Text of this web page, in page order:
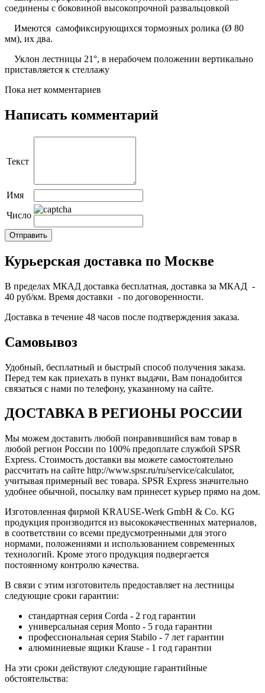
соединены с боковиной высокопрочной развальцовкой
Имеются самофиксирующихся тормозных ролика (Ø 80
мм), их два.
Уклон лестницы 21°, в нерабочем положении вертикально
приставляется к стеллажу
Пока нет комментариев
Написать комментарий
Текст
Имя
Число
Курьерская доставка по Москве
В пределах МКАД доставка бесплатная, доставка за МКАД -
40 руб/км. Время доставки - по договоренности.
Доставка в течение 48 часов после подтверждения заказа.
Самовывоз
Удобный, бесплатный и быстрый способ получения заказа.
Перед тем как приехать в пункт выдачи, Вам понадобится
связаться с нами по телефону, указанному на сайте.
ДОСТАВКА В РЕГИОНЫ РОССИИ
Мы можем доставить любой понравившийся вам товар в
любой регион России по 100% предоплате службой SPSR
Express. Стоимость доставки вы можете самостоятельно
рассчитать на сайте http://www.spsr.ru/ru/service/calculator,
учитывая примерный вес товара. SPSR Express значительно
удобнее обычной, посылку вам принесет курьер прямо на дом.
Изготовленная фирмой KRAUSE-Werk GmbH & Со. KG
продукция производится из высококачественных материалов,
в соответствии со всеми предусмотренными для этого
нормами, положениями и использованием современных
технологий. Кроме этого продукция подвергается
постоянному контролю качества.
В связи с этим изготовитель предоставляет на лестницы
следующие сроки гарантии:
стандартная серия Corda - 2 год гарантии
универсальная серия Monto - 5 года гарантии
профессиональная серия Stabilo - 7 лет гарантии
алюминиевые ящики Krause - 1 год гарантии
На эти сроки действуют следующие гарантийные
обстоятельства: